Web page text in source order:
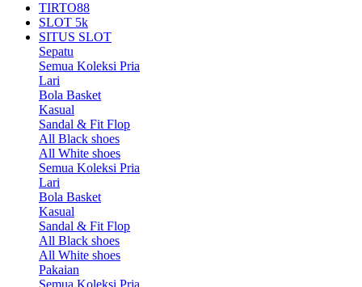
TIRTO88
SLOT 5k
SITUS SLOT
Sepatu
Semua Koleksi Pria
Lari
Bola Basket
Kasual
Sandal & Fit Flop
All Black shoes
All White shoes
Semua Koleksi Pria
Lari
Bola Basket
Kasual
Sandal & Fit Flop
All Black shoes
All White shoes
Pakaian